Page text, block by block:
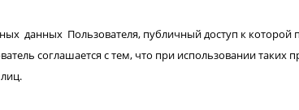
данных Пользователя, публичный доступ к
соглашается с тем, что при использовании